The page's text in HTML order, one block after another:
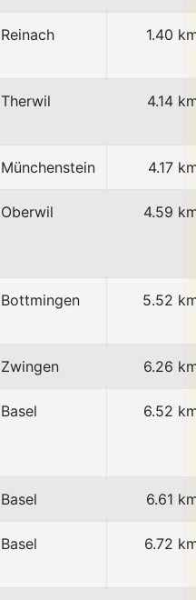
Reinach 1.40
Therwil 4.14
Münchenstein 4.17
Oberwil 4.59
Bottmingen 5.52
Zwingen 6.26
Basel 6.52
Basel 6.61
Basel 6.72